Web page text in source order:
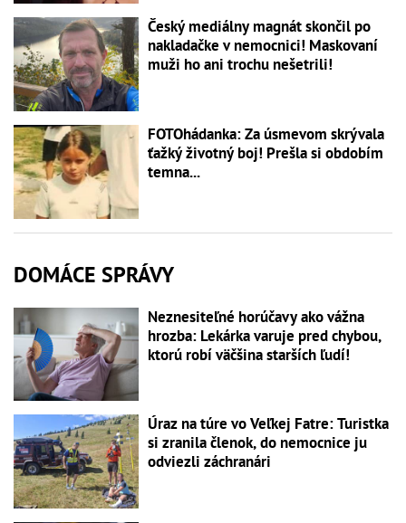
Český mediálny magnát skončil po
nakladačke v nemocnici! Maskovaní
muži ho ani trochu nešetrili!
FOTOhádanka: Za úsmevom skrývala
ťažký životný boj! Prešla si obdobím
temna...
DOMÁCE SPRÁVY
Neznesiteľné horúčavy ako vážna
hrozba: Lekárka varuje pred chybou,
ktorú robí väčšina starších ľudí!
Úraz na túre vo Veľkej Fatre: Turistka
si zranila členok, do nemocnice ju
odviezli záchranári